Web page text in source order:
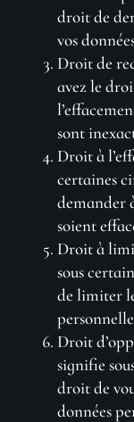
droit de
vos
Droit de
avez le
sont
Droit à
certaines
demander
soient
Droit à
sous
de limiter
Droit
signifie
droit de
données